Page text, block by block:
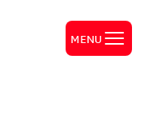
MENU